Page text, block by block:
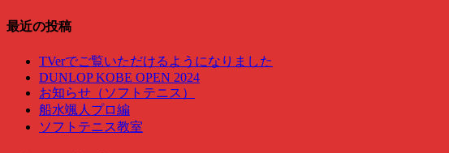
最近の投稿
TVerでご覧いただけるようになりました
DUNLOP KOBE OPEN 2024
お知らせ（ソフトテニス）
船水颯人プロ編
ソフトテニス教室